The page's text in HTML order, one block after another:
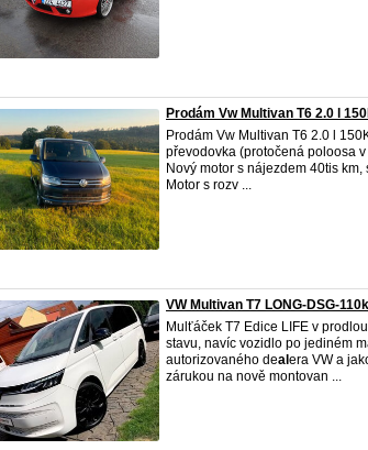
Prodám Vw Multivan T6 2.0 l
Prodám Vw Multivan T6 2.0 l
převodovka (protočená poloosa
Nový motor s nájezdem 40tis km,
Motor s rozv ...
VW Multivan T7 LONG-DSG-
Mulťáček T7 Edice LIFE v
stavu, navíc vozidlo po jediném
autorizovaného deal era VW a
zárukou na nově montovan ...